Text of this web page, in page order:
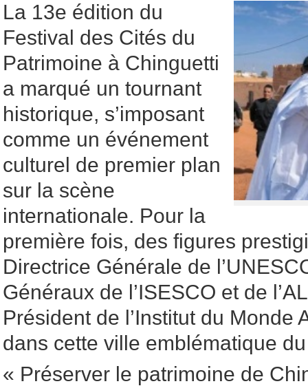
La 13e édition du
Festival des Cités du
Patrimoine à Chinguetti
a marqué un tournant
historique, s’imposant
comme un événement
culturel de premier plan
sur la scène
internationale. Pour la
première fois, des figures
Directrice Générale de
Généraux de l’ISESCO et de
Président de l’Institut du Monde
dans cette ville emblématique
« Préserver le patrimoine de